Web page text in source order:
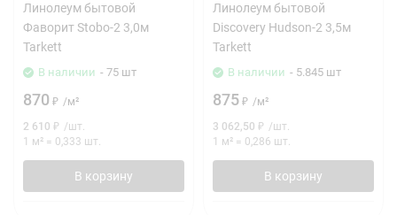
Линолеум бытовой
Фаворит Stobo-2 3,0м
Tarkett
В наличии - 75 шт
870 ₽ /м²
2 610 ₽ /шт.
1 м² = 0,333 шт.
В корзину
Линолеум бытовой
Discovery Hudson-2 3,5м
Tarkett
В наличии - 5.845 шт
875 ₽ /м²
3 062,50 ₽ /шт.
1 м² = 0,286 шт.
В корзину